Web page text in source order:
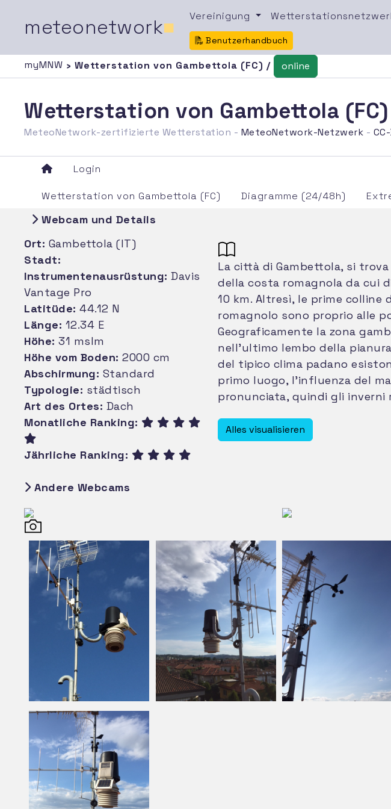
meteonetwork■ Vereinigung
Benutzerhandbuch
myMNW › Wetterstation von Gambettola (FC) / online
Wetterstation von Gambettola
MeteoNetwork-zertifizierte Wetterstation - MeteoNetwork-Netzwerk -
Login
Wetterstation von Gambettola (FC) Diagramme (24/48h)
Webcam und Details
Ort: Gambettola (IT)
Stadt:
Instrumentenausrüstung: Davis
Vantage Pro
Latitüde: 44.12 N
Länge: 12.34 E
Höhe: 31 mslm
Höhe vom Boden: 2000 cm
Abschirmung: Standard
Typologie: städtisch
Art des Ortes: Dach
Monatliche Ranking:
Jährliche Ranking:
La città di Gambettola, si
della costa romagnola da cui
10 km. Altresì, le prime colline
romagnolo sono proprio alle
Geograficamente la zona
nell’ultimo lembo della
del tipico clima padano
primo luogo, l’influenza del
pronunciata, quindi gli inverni
riprova le sensibili differenze
confronti di città come Forlì /
fenomeno padano per
mai superati 10 gg di nebbia
invernale. Due sono le
stravolgere la “quiete
L’afflusso di correnti fredde
possono portare, come è
un inasprimento del gelo in
conseguenti nevicate anche
è ormai diventata l’unica
gambettolesi di godersi il
foehn appenninico,
Romagna col nome di
Alles visualisieren
Andere Webcams